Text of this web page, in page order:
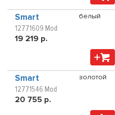
Smart
12771609 Mod
19 219 р.
белый
Smart
12771546 Mod
20 755 р.
золотой